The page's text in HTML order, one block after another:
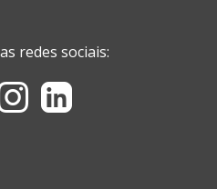
redes sociais: